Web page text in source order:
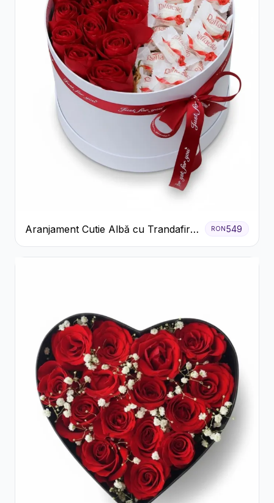
Aranjament Cutie Albă cu Trandafiri
Roșii și Raffaello
RON 549